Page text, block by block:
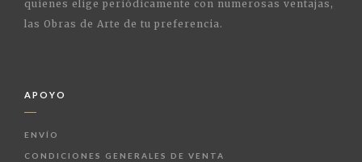
quienes elige periódicamente con numerosas ventajas,
las Obras de Arte de tu preferencia.
APOYO
ENVÍO
CONDICIONES GENERALES DE VENTA